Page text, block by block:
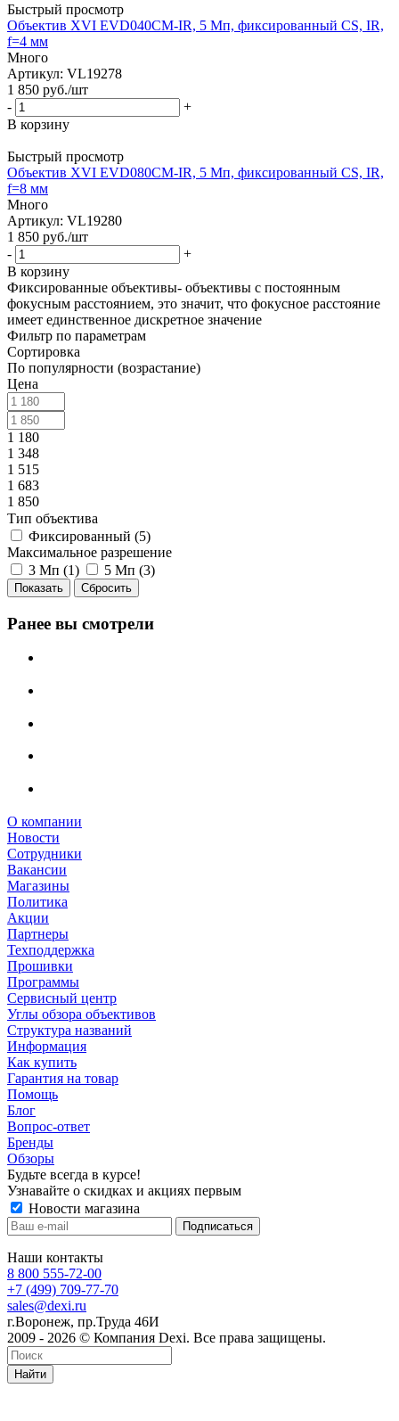
Быстрый просмотр
Объектив XVI EVD040CM-IR, 5 Мп, фиксированный CS, IR,
f=4 мм
Много
Артикул: VL19278
1 850 руб./шт
-
+
В корзину
Быстрый просмотр
Объектив XVI EVD080CM-IR, 5 Мп, фиксированный CS, IR,
f=8 мм
Много
Артикул: VL19280
1 850 руб./шт
-
+
В корзину
Фиксированные объективы- объективы с постоянным
фокусным расстоянием, это значит, что фокусное расстояние
имеет единственное дискретное значение
Фильтр по параметрам
Сортировка
По популярности (возрастание)
Цена
1 180
1 348
1 515
1 683
1 850
Тип объектива
Фиксированный (5)
Максимальное разрешение
3 Мп (1) 5 Мп (3)
Сбросить
Ранее вы смотрели
О компании
Новости
Сотрудники
Вакансии
Магазины
Политика
Акции
Партнеры
Техподдержка
Прошивки
Программы
Сервисный центр
Углы обзора объективов
Структура названий
Информация
Как купить
Гарантия на товар
Помощь
Блог
Вопрос-ответ
Бренды
Обзоры
Будьте всегда в курсе!
Узнавайте о скидках и акциях первым
Новости магазина
Наши контакты
8 800 555-72-00
+7 (499) 709-77-70
sales@dexi.ru
г.Воронеж, пр.Труда 46И
2009 - 2026 © Компания Dexi. Все права защищены.
Найти